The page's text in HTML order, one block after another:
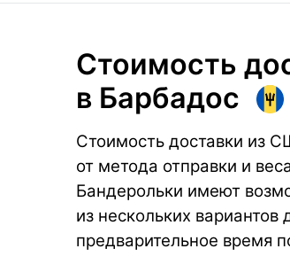
Стоимость
в Барбадос
Стоимость доставки из
от метода отправки и
Бандерольки имеют
из нескольких вариантов
предварительное время